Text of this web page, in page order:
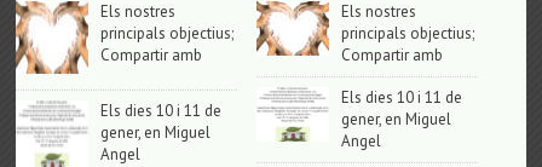
Els nostres
principals objectius;
Compartir amb
Els dies 10 i 11 de
gener, en Miguel
Angel
Els nostres
principals objectius;
Compartir amb
Els dies 10 i 11 de
gener, en Miguel
Angel